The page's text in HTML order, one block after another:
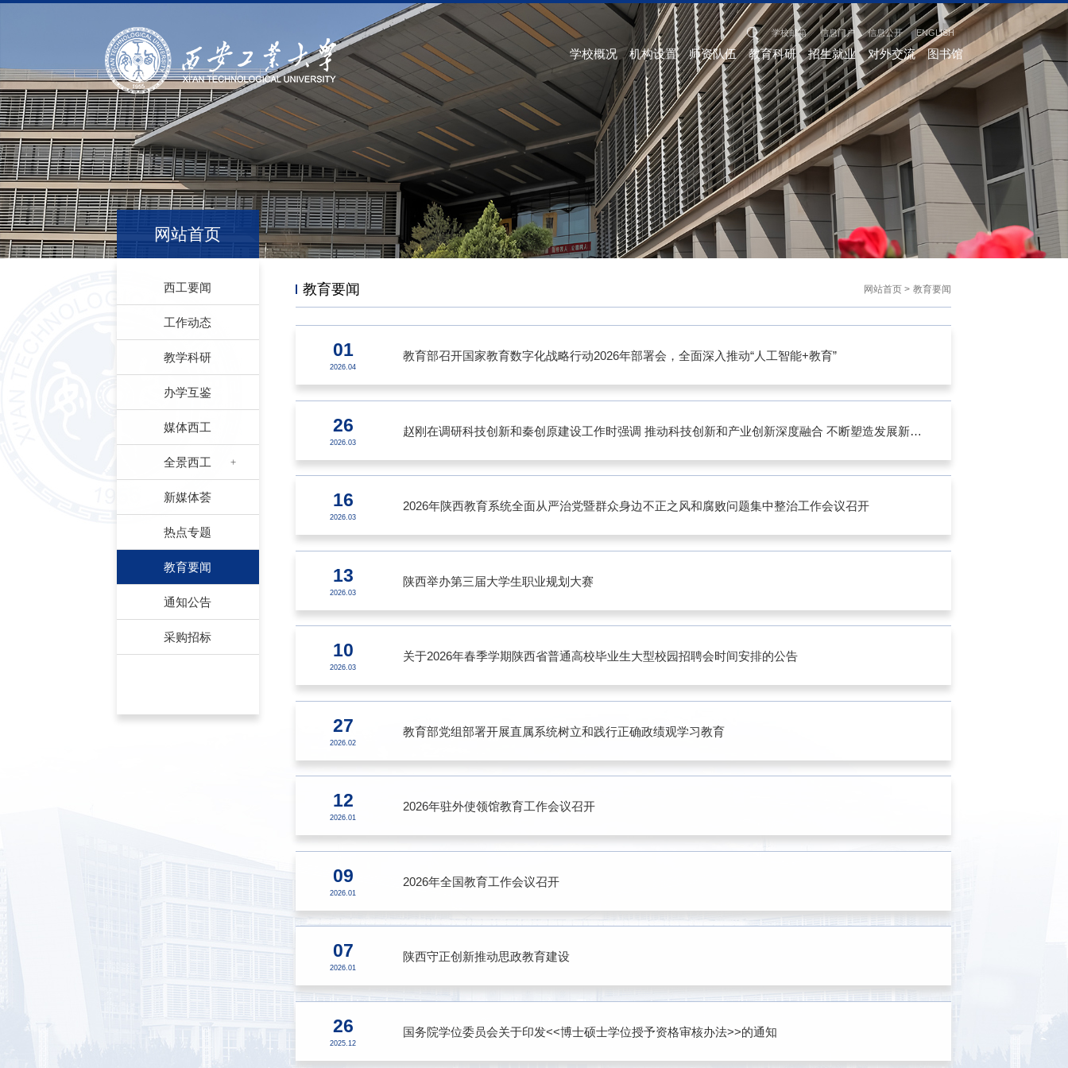
学校邮箱 信息门户 信息公开 ENGLISH
学校概况 机构设置 师资队伍 教育科研 招生就业 对外交流 图书馆
网站首页
西工要闻
工作动态
教学科研
办学互鉴
媒体西工
全景西工
新媒体荟
热点专题
教育要闻
通知公告
采购招标
教育要闻 网站首页 > 教育要闻
教育部召开国家教育数字化战略行动2026年部署会，全面深入推动“人工智能+教育”
01
2026.04
赵刚在调研科技创新和秦创原建设工作时强调 推动科技创新和产业创新深度融合 不断塑造发展新动能新优势
26
2026.03
2026年陕西教育系统全面从严治党暨群众身边不正之风和腐败问题集中整治工作会议召开
16
2026.03
陕西举办第三届大学生职业规划大赛
13
2026.03
关于2026年春季学期陕西省普通高校毕业生大型校园招聘会时间安排的公告
10
2026.03
教育部党组部署开展直属系统树立和践行正确政绩观学习教育
27
2026.02
2026年驻外使领馆教育工作会议召开
12
2026.01
2026年全国教育工作会议召开
09
2026.01
陕西守正创新推动思政教育建设
07
2026.01
国务院学位委员会关于印发<<博士硕士学位授予资格审核办法>>的通知
26
2025.12